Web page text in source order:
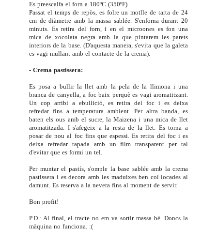
Es preescalfa el forn a 180ºC (350ºF).
Passat el temps de repòs, es folre un motlle de tarta de 24
cm de diàmetre amb la massa sablée. S'enforna durant 20
minuts. Es retira del forn, i en el microones es fon una
mica de xocolata negra amb la que pintarem les parets
interiors de la base. (D'aquesta manera, s'evita que la galeta
es vagi mullant amb el contacte de la crema).
- Crema pastissera:
Es posa a bullir la llet amb la pela de la llimona i una
branca de canyella, a foc baix perquè es vagi aromatitzant.
Un cop arribi a ebullició, es retira del foc i es deixa
refredar fins a temperatura ambient. Per altra banda, es
baten els ous amb el sucre, la Maizena i una mica de llet
aromatitzada. I s'afegeix a la resta de la llet. Es torna a
posar de nou al foc fins que espessi. Es retira del foc i es
deixa refredar tapada amb un film transparent per tal
d'evitar que es formi un tel.
Per muntar el pastís, s'omple la base sablée amb la crema
pastissera i es decora amb les maduixes ben col·locades al
damunt. Es reserva a la nevera fins al moment de servir.
Bon profit!
P.D.: Al final, el tracte no em va sortir massa bé. Doncs la
màquina no funciona. :(